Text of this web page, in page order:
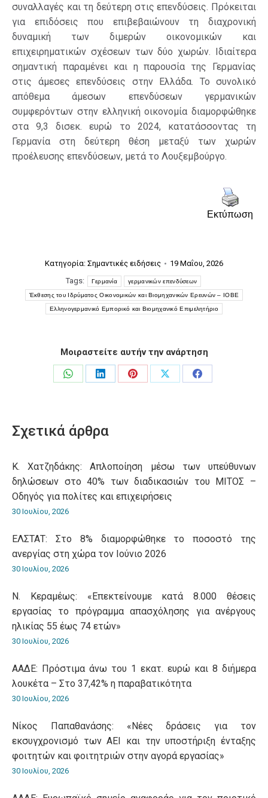
συναλλαγές και τη δεύτερη στις επενδύσεις. Πρόκειται
για επιδόσεις που επιβεβαιώνουν τη διαχρονική
δυναμική των διμερών οικονομικών και
επιχειρηματικών σχέσεων των δύο χωρών. Ιδιαίτερα
σημαντική παραμένει και η παρουσία της Γερμανίας
στις άμεσες επενδύσεις στην Ελλάδα. Το συνολικό
απόθεμα άμεσων επενδύσεων γερμανικών
συμφερόντων στην ελληνική οικονομία διαμορφώθηκε
στα 9,3 δισεκ. ευρώ το 2024, κατατάσσοντας τη
Γερμανία στη δεύτερη θέση μεταξύ των χωρών
προέλευσης επενδύσεων, μετά το Λουξεμβούργο.
Εκτύπωση
Κατηγορία: Σημαντικές ειδήσεις
19 Μαΐου, 2026
Tags:
Γερμανία γερμανικών επενδύσεων
Έκθεσης του Ιδρύματος Οικονομικών και Βιομηχανικών Ερευνών – ΙΟΒΕ
Ελληνογερμανικό Εμπορικό και Βιομηχανικό Επιμελητήριο
Μοιραστείτε αυτήν την ανάρτηση
Share
Share
Share
Share
Share
Σχετικά άρθρα
Κ. Χατζηδάκης: Aπλοποίηση μέσω των υπεύθυνων
δηλώσεων στο 40% των διαδικασιών του ΜΙΤΟΣ –
Οδηγός για πολίτες και επιχειρήσεις
30 Ιουλίου, 2026
ΕΛΣΤΑΤ: Στο 8% διαμορφώθηκε το ποσοστό της
ανεργίας στη χώρα τον Ιούνιο 2026
30 Ιουλίου, 2026
Ν. Κεραμέως: «Επεκτείνουμε κατά 8.000 θέσεις
εργασίας το πρόγραμμα απασχόλησης για ανέργους
ηλικίας 55 έως 74 ετών»
30 Ιουλίου, 2026
ΑΑΔΕ: Πρόστιμα άνω του 1 εκατ. ευρώ και 8 διήμερα
λουκέτα – Στο 37,42% η παραβατικότητα
30 Ιουλίου, 2026
Νίκος Παπαθανάσης: «Νέες δράσεις για τον
εκσυγχρονισμό των ΑΕΙ και την υποστήριξη ένταξης
φοιτητών και φοιτητριών στην αγορά εργασίας»
30 Ιουλίου, 2026